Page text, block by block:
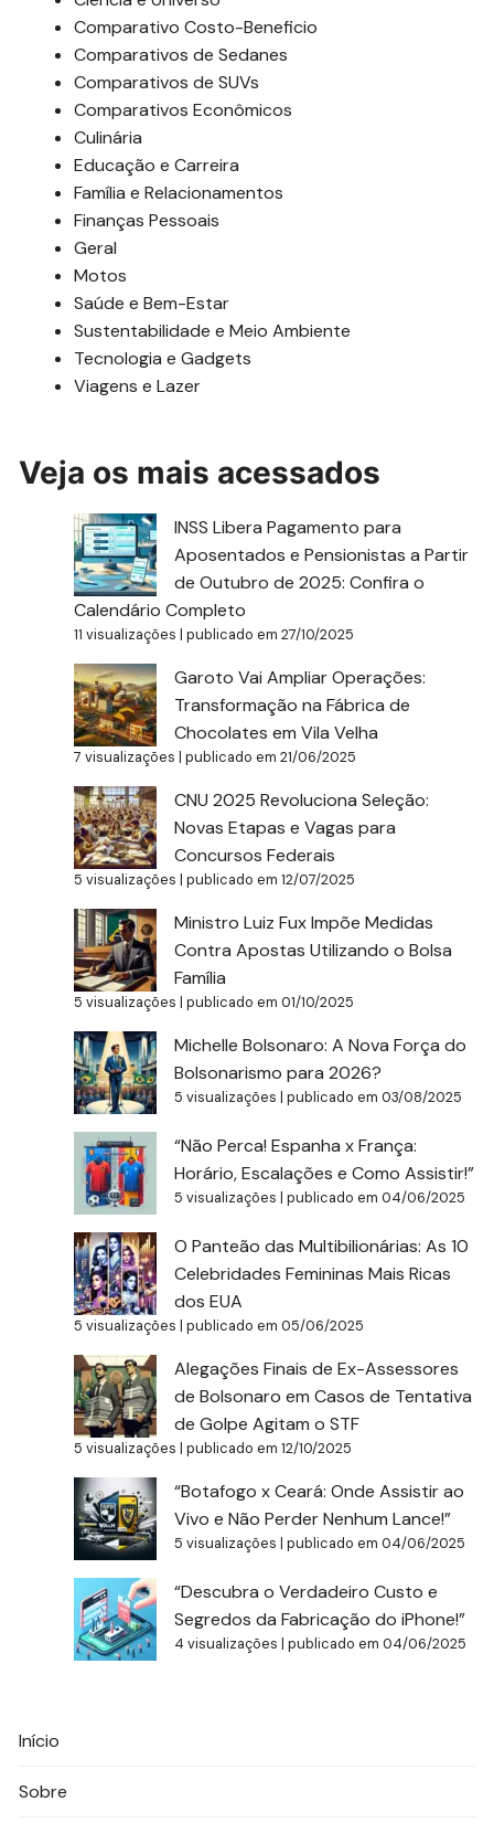
Comparativo Costo-Beneficio
Comparativos de Sedanes
Comparativos de SUVs
Comparativos Econômicos
Culinária
Educação e Carreira
Família e Relacionamentos
Finanças Pessoais
Geral
Motos
Saúde e Bem-Estar
Sustentabilidade e Meio Ambiente
Tecnologia e Gadgets
Viagens e Lazer
Veja os mais acessados
INSS Libera Pagamento para
Aposentados e Pensionistas a Partir
de Outubro de 2025: Confira o
Calendário Completo
11 visualizações |publicado em 27/10/2025
Garoto Vai Ampliar Operações:
Transformação na Fábrica de
Chocolates em Vila Velha
7 visualizações |publicado em 21/06/2025
CNU 2025 Revoluciona Seleção:
Novas Etapas e Vagas para
Concursos Federais
5 visualizações |publicado em 12/07/2025
Ministro Luiz Fux Impõe Medidas
Contra Apostas Utilizando o Bolsa
Família
5 visualizações |publicado em 01/10/2025
Michelle Bolsonaro: A Nova Força do
Bolsonarismo para 2026?
5 visualizações |publicado em 03/08/2025
“Não Perca! Espanha x França:
Horário, Escalações e Como Assistir!”
5 visualizações |publicado em 04/06/2025
O Panteão das Multibilionárias: As 10
Celebridades Femininas Mais Ricas
dos EUA
5 visualizações |publicado em 05/06/2025
Alegações Finais de Ex-Assessores
de Bolsonaro em Casos de Tentativa
de Golpe Agitam o STF
5 visualizações |publicado em 12/10/2025
“Botafogo x Ceará: Onde Assistir ao
Vivo e Não Perder Nenhum Lance!”
5 visualizações |publicado em 04/06/2025
“Descubra o Verdadeiro Custo e
Segredos da Fabricação do iPhone!”
4 visualizações |publicado em 04/06/2025
Início
Sobre